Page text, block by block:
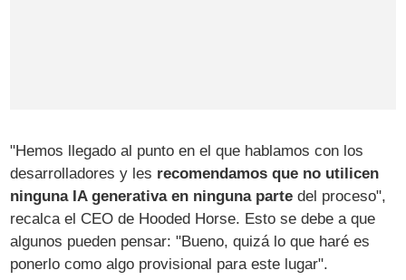
"Hemos llegado al punto en el que hablamos con los
desarrolladores y les recomendamos que no utilicen
ninguna IA generativa en ninguna parte del proceso",
recalca el CEO de Hooded Horse. Esto se debe a que
algunos pueden pensar: "Bueno, quizá lo que haré es
ponerlo como algo provisional para este lugar".